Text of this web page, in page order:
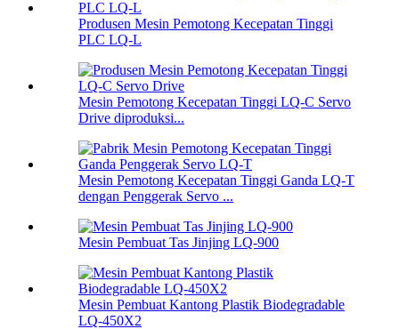
Produsen Mesin Pemotong Kecepatan Tinggi
PLC LQ-L
Mesin Pemotong Kecepatan Tinggi LQ-C Servo
Drive diproduksi...
Mesin Pemotong Kecepatan Tinggi Ganda LQ-T
dengan Penggerak Servo ...
Mesin Pembuat Tas Jinjing LQ-900
Mesin Pembuat Kantong Plastik Biodegradable
LQ-450X2